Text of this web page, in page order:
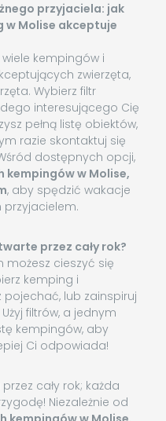
przyjaciela: jak
w Molise akceptuje
kempingów i
zwierzęta,
Wybierz filtr
interesującego Cię
pełną listę obiektów,
razie skontaktuj się
dostępnych opcji,
kempingów w Molise,
, aby spędzić wakacje
przez cały rok?
możesz cieszyć się
kemping i
lub zainspiruj
filtrów, a jednym
kempingów, aby
Ci odpowiada!
cały rok; każda
Niezależnie od